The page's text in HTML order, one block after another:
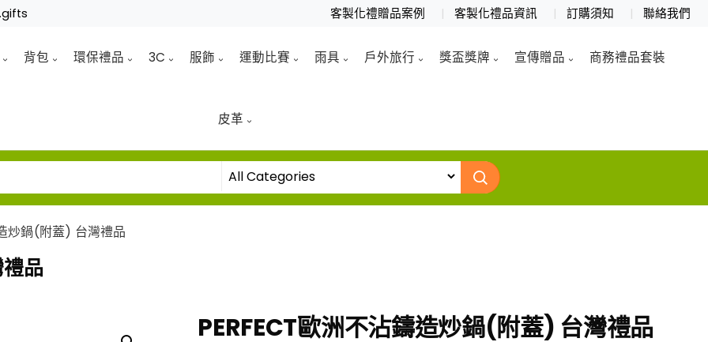
客製化禮贈品案例 客製化禮品資訊 訂購須知 聯絡我們
背包 環保禮品 3C 服飾 運動比賽 雨具 戶外旅行 獎盃獎牌 宣傳贈品 商務禮品套裝
皮革
炒鍋(附蓋) 台灣禮品
品
PERFECT歐洲不沾鑄造炒鍋(附蓋) 台灣禮品